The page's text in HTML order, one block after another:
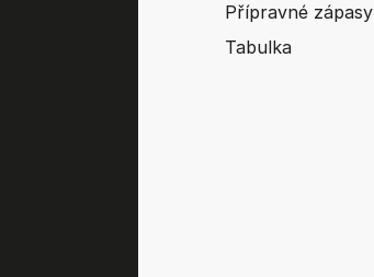
Přípravné zápasy
Tabulka